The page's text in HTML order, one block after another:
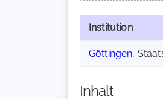
Institution
Göttingen,
Inhalt